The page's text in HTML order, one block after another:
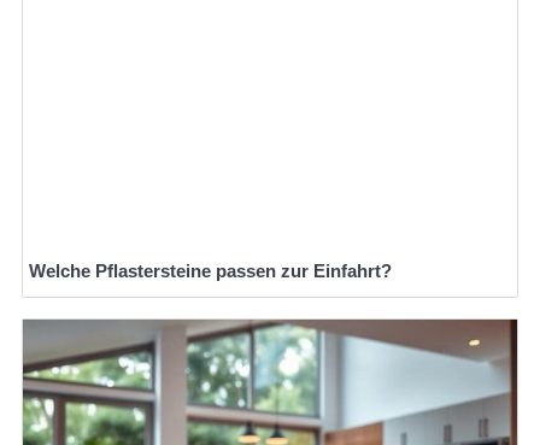
Welche Pflastersteine passen zur Einfahrt?